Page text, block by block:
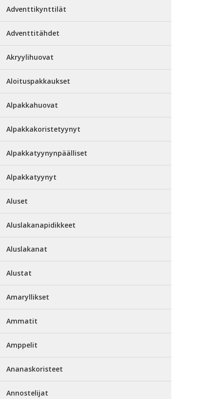
Adventtikynttilät
Adventtitähdet
Akryylihuovat
Aloituspakkaukset
Alpakkahuovat
Alpakkakoristetyynyt
Alpakkatyynynpäälliset
Alpakkatyynyt
Aluset
Aluslakanapidikkeet
Aluslakanat
Alustat
Amaryllikset
Ammatit
Amppelit
Ananaskoristeet
Annostelijat